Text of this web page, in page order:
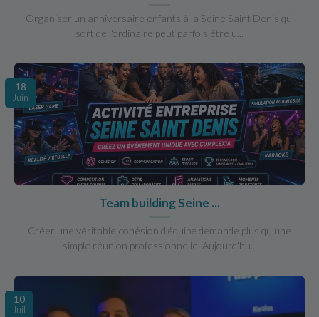
Organiser un anniversaire enfants à la Seine Saint Denis qui
sort de l'ordinaire peut parfois être u...
18
Juin
Team building Seine ...
Créer une véritable cohésion d'équipe demande plus qu'une
simple réunion professionnelle. Aujourd'hu...
10
Juil